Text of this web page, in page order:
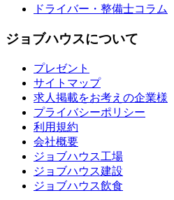
ドライバー・整備士コラム
ジョブハウスについて
プレゼント
サイトマップ
求人掲載をお考えの企業様
プライバシーポリシー
利用規約
会社概要
ジョブハウス工場
ジョブハウス建設
ジョブハウス飲食